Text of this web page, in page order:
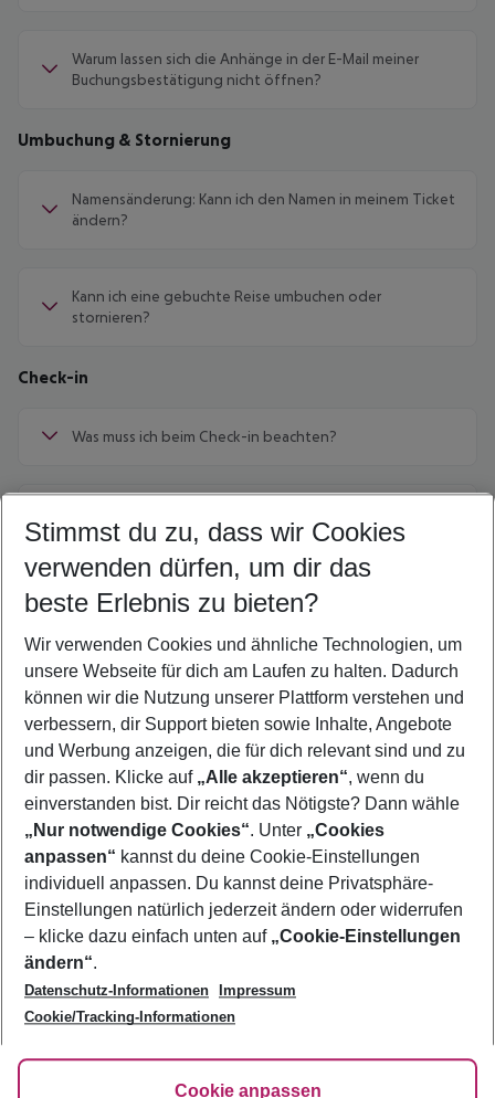
Warum lassen sich die Anhänge in der E-Mail meiner
Buchungsbestätigung nicht öffnen?
Umbuchung & Stornierung
Namensänderung: Kann ich den Namen in meinem Ticket
ändern?
Kann ich eine gebuchte Reise umbuchen oder
stornieren?
Check-in
Was muss ich beim Check-in beachten?
Feedback/Reklamation
Wie kann ich reklamieren?
Wann erhalte ich eine Antwort auf meine Reklamation?
Footer
Footer navigation
Über uns
AGB
Bestpreisgarantie
Cookie-Einstellungen ändern
Cookie-Richtlinie
Agenturbetreuung
Barrierefreies Reisen
HanseMerkur Reiseversicherung
Folge uns
Stimmst du zu, dass wir Cookies
verwenden dürfen, um dir das
beste Erlebnis zu bieten?
Wir verwenden Cookies und ähnliche Technologien, um
unsere Webseite für dich am Laufen zu halten. Dadurch
können wir die Nutzung unserer Plattform verstehen und
verbessern, dir Support bieten sowie Inhalte, Angebote
und Werbung anzeigen, die für dich relevant sind und zu
dir passen. Klicke auf „Alle akzeptieren“, wenn du
einverstanden bist. Dir reicht das Nötigste? Dann wähle
„Nur notwendige Cookies“. Unter „Cookies
anpassen“ kannst du deine Cookie-Einstellungen
individuell anpassen. Du kannst deine Privatsphäre-
Einstellungen natürlich jederzeit ändern oder widerrufen
– klicke dazu einfach unten auf „Cookie-Einstellungen
ändern“.
Datenschutz-Informationen
Impressum
Cookie/Tracking-Informationen
Cookie anpassen